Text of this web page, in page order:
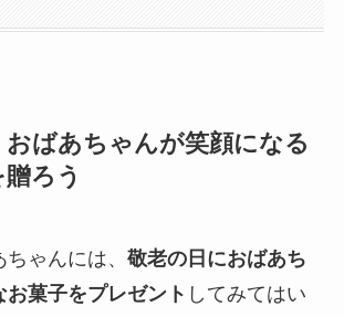
ばあちゃんが笑顔になる
贈ろう
ゃんには、 敬老の日におばあち
お菓子をプレゼント してみてはい